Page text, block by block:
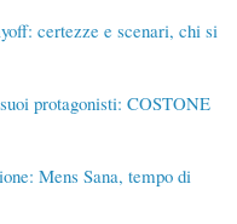
certezze e scenari, chi si
protagonisti: COSTONE
Mens Sana, tempo di